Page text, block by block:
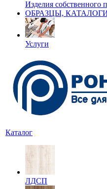
Изделия собственного
ОБРАЗЦЫ,
Услуги
Каталог
ЛДСП